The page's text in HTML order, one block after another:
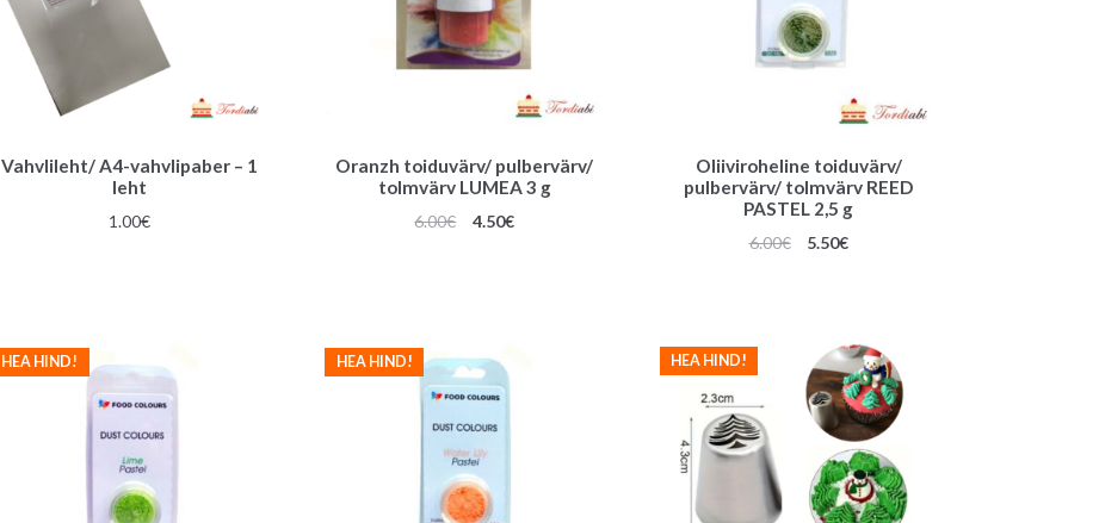
Vahvlileht/ A4-vahvlipaber – 1
leht
1.00€
Oranzh toiduvärv/ pulbervärv/
tolmvärv LUMEA 3 g
6.00€
Algne
4.50€Praegune
Oliiviroheline toiduvärv/
pulbervärv/ tolmvärv REED
PASTEL 2,5 g
6.00€
Algne
5.50€Praegune
HEA HIND! HEA HIND! HEA HIND!